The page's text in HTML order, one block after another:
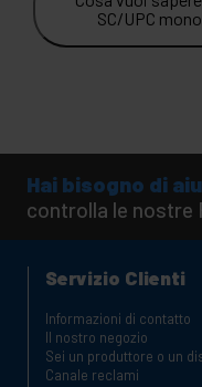
SC/UPC
Hai bisogno di
controlla le nostre
Servizio Clienti
Informazioni di contatto
Il nostro negozio
Sei un produttore o un
Canale reclami